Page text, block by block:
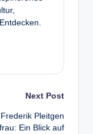
Next Post
Frederik Pleitgen
Ein Blick auf